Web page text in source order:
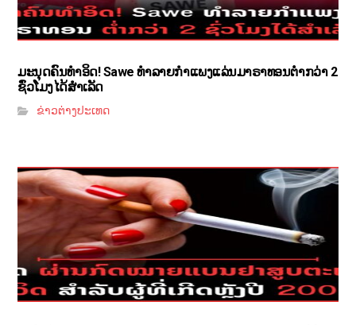
ມະນຸດຄົນທຳອິດ! Sawe ທຳລາຍກຳແພງແລ່ນມາຣາທອນຕ່ຳກວ່າ 2
ຊົ່ວໂມງໄດ້ສຳເລັດ
ຂ່າວຕ່າງປະເທດ